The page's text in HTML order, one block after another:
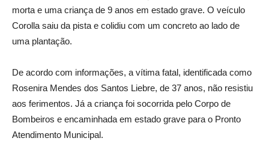
morta e uma criança de 9 anos em estado grave. O veículo
Corolla saiu da pista e colidiu com um concreto ao lado de
uma plantação.
De acordo com informações, a vítima fatal, identificada como
Rosenira Mendes dos Santos Liebre, de 37 anos, não resistiu
aos ferimentos. Já a criança foi socorrida pelo Corpo de
Bombeiros e encaminhada em estado grave para o Pronto
Atendimento Municipal.